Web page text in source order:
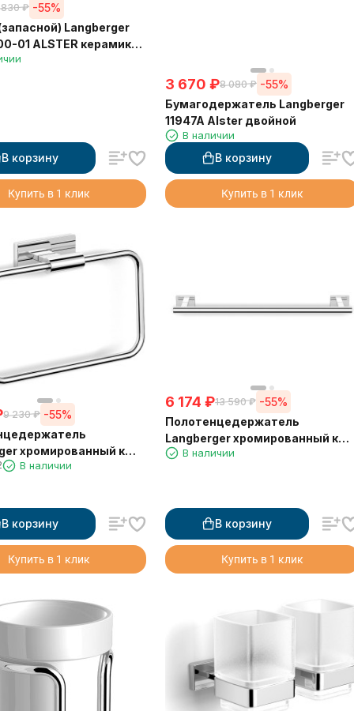
830 ₽ -55%
Langberger
01 ALSTER керамика
В корзину
Купить в 1 клик
3 670 ₽8 080 ₽ -55%
Бумагодержатель Langberger
11947A Alster двойной
В наличии
В корзину
Купить в 1 клик
9 230 ₽ -55%
хромированный к
10938A
В наличии
В корзину
Купить в 1 клик
6 174 ₽13 590 ₽ -55%
Полотенцедержатель
Langberger хромированный к
стене одинарный 55 см 10901A
В наличии
В корзину
Купить в 1 клик